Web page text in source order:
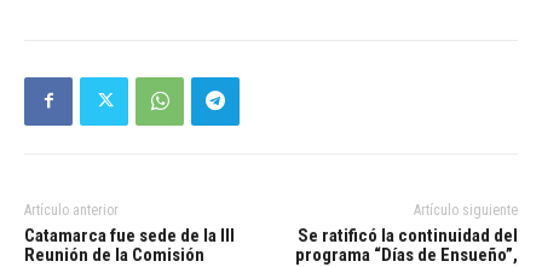
Artículo anterior
Catamarca fue sede de la III
Reunión de la Comisión
Artículo siguiente
Se ratificó la continuidad del
programa “Días de Ensueño”,